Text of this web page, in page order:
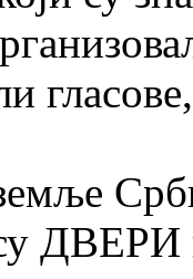
ДВЕРИ